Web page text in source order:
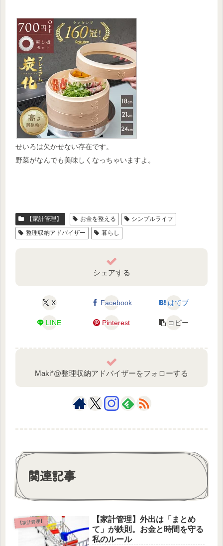
せいろは欠かせない存在です。
野菜がなんでも美味しくなっちゃいますよ。
【家計管理】 お金を整える
シンプルライフ
整理収納アドバイザー
暮らし
シェアする
X Facebook はてブ
LINE Pinterest コピー
Maki*@整理収納アドバイザーをフォローする
関連記事
【家計管理】
【家計管理】外出は「まとめ
て」が鉄則。お金と時間を守る
私のルール